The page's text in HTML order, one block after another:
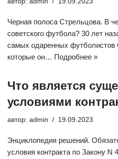
Черная полоса Стрельцова. В
советского футбола? 30 лет
самых одаренных
которые он… Подробнее »
Что является
условиями
автор: admin 19.09.2023
Энциклопедия решений.
условия контракта по Закону N